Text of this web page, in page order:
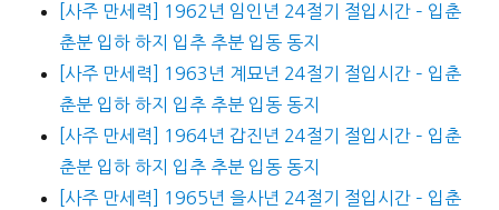
[사주 만세력] 1962년 임인년 24절기 절입시간 – 입춘
춘분 입하 하지 입추 추분 입동 동지
[사주 만세력] 1963년 계묘년 24절기 절입시간 – 입춘
춘분 입하 하지 입추 추분 입동 동지
[사주 만세력] 1964년 갑진년 24절기 절입시간 – 입춘
춘분 입하 하지 입추 추분 입동 동지
[사주 만세력] 1965년 을사년 24절기 절입시간 – 입춘